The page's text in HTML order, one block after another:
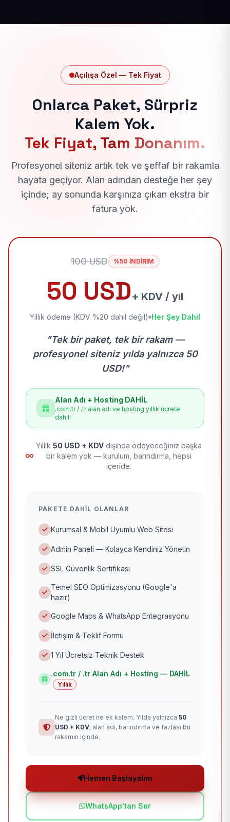
Açılışa Özel — Tek Fiyat
Onlarca Paket, Sürpriz
Kalem Yok.
Tek Fiyat, Tam Donanım.
Profesyonel siteniz artık tek ve şeffaf bir rakamla
hayata geçiyor. Alan adından desteğe her şey
içinde; ay sonunda karşınıza çıkan ekstra bir
fatura yok.
100 USD %50 İNDİRİM
50 USD+ KDV / yıl
Yıllık ödeme (KDV %20 dahil değil) Her Şey Dahil
"Tek bir paket, tek bir rakam —
profesyonel siteniz yılda yalnızca 50
USD!"
Alan Adı + Hosting DAHİL
.com.tr / .tr alan adı ve hosting yıllık ücrete
dahil!
Yıllık 50 USD + KDV dışında ödeyeceğiniz başka
bir kalem yok — kurulum, barındırma, hepsi
içeride.
PAKETE DAHIL OLANLAR
Kurumsal & Mobil Uyumlu Web Sitesi
Admin Paneli — Kolayca Kendiniz Yönetin
SSL Güvenlik Sertifikası
Temel SEO Optimizasyonu (Google'a
hazır)
Google Maps & WhatsApp Entegrasyonu
İletişim & Teklif Formu
1 Yıl Ücretsiz Teknik Destek
.com.tr / .tr Alan Adı + Hosting — DAHİL
Yıllık
Ne gizli ücret ne ek kalem. Yılda yalnızca 50
USD + KDV; alan adı, barındırma ve fazlası bu
rakamın içinde.
Hemen Başlayalım
WhatsApp'tan Sor